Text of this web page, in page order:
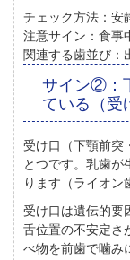
チェック方法：安
注意サイン：食事
関連する歯並び：
サイン②：
ている（受
受け口（下顎前突
とつです。乳歯が
ります（ライオン
受け口は遺伝的要
舌位置の不安定さ
べ物を前歯で噛み